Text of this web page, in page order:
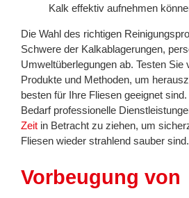
Kalk effektiv aufnehmen
Die Wahl des richtigen
Schwere der Kalkablagerungen,
Umweltüberlegungen ab. Testen Sie
Produkte und Methoden, um
besten für Ihre Fliesen geeignet
Bedarf professionelle
Zeit in Betracht zu ziehen, um
Fliesen wieder strahlend sauber sind.
Vorbeugung von